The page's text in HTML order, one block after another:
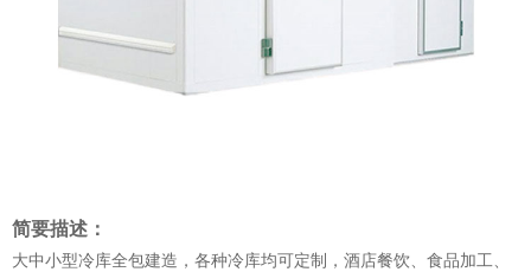
简要描述：
大中小型冷库全包建造，各种冷库均可定制，酒店餐饮、食品加工、